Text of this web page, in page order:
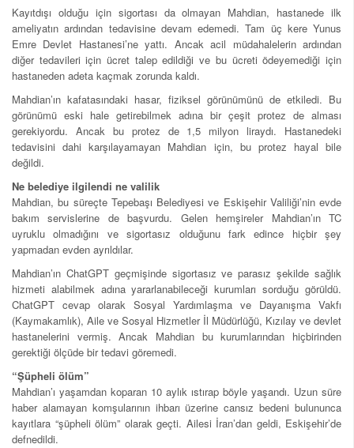
Kayıtdışı olduğu için sigortası da olmayan Mahdian, hastanede ilk
ameliyatın ardından tedavisine devam edemedi. Tam üç kere Yunus
Emre Devlet Hastanesi’ne yattı. Ancak acil müdahalelerin ardından
diğer tedavileri için ücret talep edildiği ve bu ücreti ödeyemediği için
hastaneden adeta kaçmak zorunda kaldı.
Mahdian’ın kafatasındaki hasar, fiziksel görünümünü de etkiledi. Bu
görünümü eski hale getirebilmek adına bir çeşit protez de alması
gerekiyordu. Ancak bu protez de 1,5 milyon liraydı. Hastanedeki
tedavisini dahi karşılayamayan Mahdian için, bu protez hayal bile
değildi.
Ne belediye ilgilendi ne valilik
Mahdian, bu süreçte Tepebaşı Belediyesi ve Eskişehir Valiliği’nin evde
bakım servislerine de başvurdu. Gelen hemşireler Mahdian’ın TC
uyruklu olmadığını ve sigortasız olduğunu fark edince hiçbir şey
yapmadan evden ayrıldılar.
Mahdian’ın ChatGPT geçmişinde sigortasız ve parasız şekilde sağlık
hizmeti alabilmek adına yararlanabileceği kurumları sorduğu görüldü.
ChatGPT cevap olarak Sosyal Yardımlaşma ve Dayanışma Vakfı
(Kaymakamlık), Aile ve Sosyal Hizmetler İl Müdürlüğü, Kızılay ve devlet
hastanelerini vermiş. Ancak Mahdian bu kurumlarından hiçbirinden
gerektiği ölçüde bir tedavi göremedi.
“Şüpheli ölüm”
Mahdian’ı yaşamdan koparan 10 aylık ıstırap böyle yaşandı. Uzun süre
haber alamayan komşularının ihbarı üzerine cansız bedeni bulununca
kayıtlara “şüpheli ölüm” olarak geçti. Ailesi İran’dan geldi, Eskişehir’de
defnedildi.